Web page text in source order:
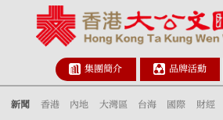
集團簡介 品牌活動
新聞 香港 內地 大灣區 台海 國際 財經